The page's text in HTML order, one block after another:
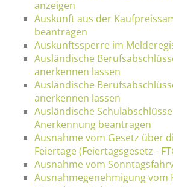
anzeigen
Auskunft aus der
beantragen
Auskunftssperre im
Ausländische
anerkennen lassen
Ausländische
anerkennen lassen
Ausländische
Anerkennung beantragen
Ausnahme vom Gesetz über
Feiertage (Feiertagsgesetz -
Ausnahme vom
Ausnahmegenehmigung vom